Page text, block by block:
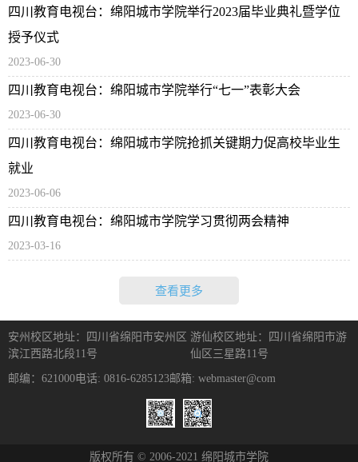
四川教育电视台：绵阳城市学院举行2023届毕业典礼暨学位
授予仪式
2023-06-30
四川教育电视台：绵阳城市学院举行“七一”表彰大会
2023-06-30
四川教育电视台：绵阳城市学院抢抓关键期力促高校毕业生
就业
2023-06-06
四川教育电视台：绵阳城市学院学习贯彻两会精神
2023-03-16
查看更多
安州校区地址：四川省绵阳市安州区
滨江西路北段11号
游仙校区地址：四川省绵阳市游
仙区三星路11号
邮编：621000 电话: 0816-6285123邮箱: webmaster@com
版权所有 © 2006-2021 绵阳城市学院